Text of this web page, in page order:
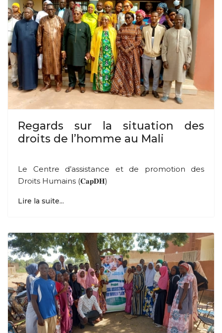
Regards sur la situation des
droits de l’homme au Mali
Le Centre d’assistance et de promotion des
Droits Humains (𝐂𝐚𝐩𝐃𝐇)
Lire la suite...